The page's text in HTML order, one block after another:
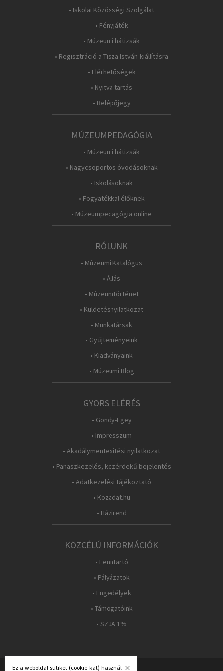
• Iskolai Közösségi Szolgálat
• Fényjáték
• Múzeumi hátizsák
• Regisztráció a Tisza István-kiállításra
• Elérhetőségek
• Nyitva tartás
• Belépőjegy
MÚZEUMPEDAGÓGIA
• Múzeumi hátizsák
• Nagycsoportos óvodásoknak
• Iskolásoknak
• Fogyatékkal élőknek
• Múzeumpedagógia online
RÓLUNK
• Múzeumi Katalógus
• Állás
• Múzeumtörténet
• Küldetésnyilatkozat
• Munkatársak
• Gyűjteményeink
• Kiadványaink
• Múzeumi Blog
GYORS ELÉRÉS
• Gondy-Egey
• Impresszum
• Akadálymentesítési nyilatkozat
• Panaszkezelés, közérdekű bejelentés
• Adatkezelési tájékoztató
• Közadat.hu
• Házirend
KÖZCÉLÚ INFORMÁCIÓK
• Fenntartó
• Pályázatok
• Engedélyek
• Támogatóink
• SZJA 1%
Ez a weboldal sütiket (cookie-kat) használ